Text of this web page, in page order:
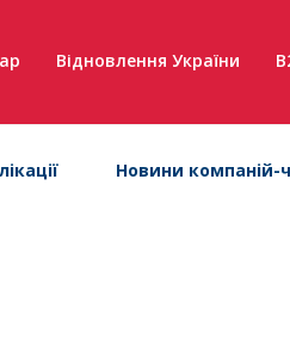
Відновлення України
Новини компаній-